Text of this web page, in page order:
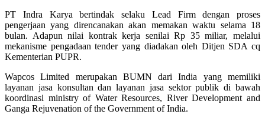
PT Indra Karya bertindak selaku Lead Firm dengan proses
pengerjaan yang direncanakan akan memakan waktu selama 18
bulan. Adapun nilai kontrak kerja senilai Rp 35 miliar, melalui
mekanisme pengadaan tender yang diadakan oleh Ditjen SDA cq
Kementerian PUPR.
Wapcos Limited merupakan BUMN dari India yang memiliki
layanan jasa konsultan dan layanan jasa sektor publik di bawah
koordinasi ministry of Water Resources, River Development and
Ganga Rejuvenation of the Government of India.